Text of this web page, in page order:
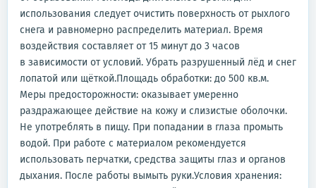
использования следует очистить поверхность от рыхлого
снега и равномерно распределить материал. Время
воздействия составляет от 15 минут до 3 часов
в зависимости от условий. Убрать разрушенный лёд и снег
лопатой или щёткой.Площадь обработки: до 500 кв.м.
Меры предосторожности: оказывает умеренно
раздражающее действие на кожу и слизистые оболочки.
Не употреблять в пищу. При попадании в глаза промыть
водой. При работе с материалом рекомендуется
использовать перчатки, средства защиты глаз и органов
дыхания. После работы вымыть руки.Условия хранения: